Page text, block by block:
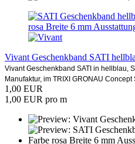
Vivant Geschenkband SATI
Vivant Geschenkband SATI in hellblau,
Manufaktur, im TRIXI GRONAU Concept
1,00 EUR
1,00 EUR pro m